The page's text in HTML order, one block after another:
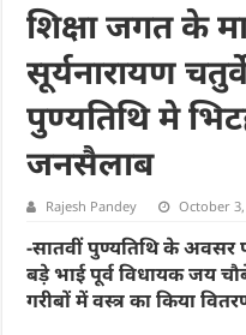
शिक्षा जगत के
सूर्यनारायण
पुण्यतिथि मे
जनसैलाब
Rajesh Pandey October
-सातवीं पुण्यतिथि के अवसर
बड़े भाई पूर्व विधायक जय
गरीबों में वस्त्र का किया